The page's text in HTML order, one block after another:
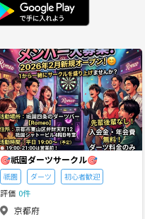
日
8/23
月
8/24
8/29 8/30 8/31
金
9/4
土
9/5
日
9/6
🎯祇園ダーツサークル🎯
祇園 ダーツ 初心者歓迎
評価 0件
京都府